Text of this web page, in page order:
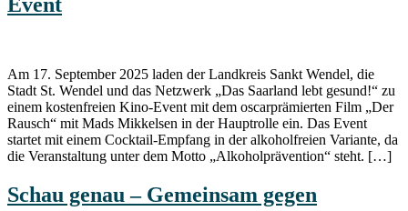
Am 17. September 2025 laden der Landkreis Sankt Wendel, die
Stadt St. Wendel und das Netzwerk „Das Saarland lebt gesund!“ zu
einem kostenfreien Kino-Event mit dem oscarprämierten Film „Der
Rausch“ mit Mads Mikkelsen in der Hauptrolle ein. Das Event
startet mit einem Cocktail-Empfang in der alkoholfreien Variante, da
die Veranstaltung unter dem Motto „Alkoholprävention“ steht. […]
Schau genau – Gemeinsam gegen